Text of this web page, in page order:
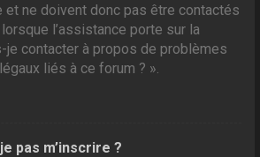
et ne doivent donc pas être contactés
l’assistance porte sur la
je contacter à propos de problèmes
liés à ce forum ? ».
pas m’inscrire ?